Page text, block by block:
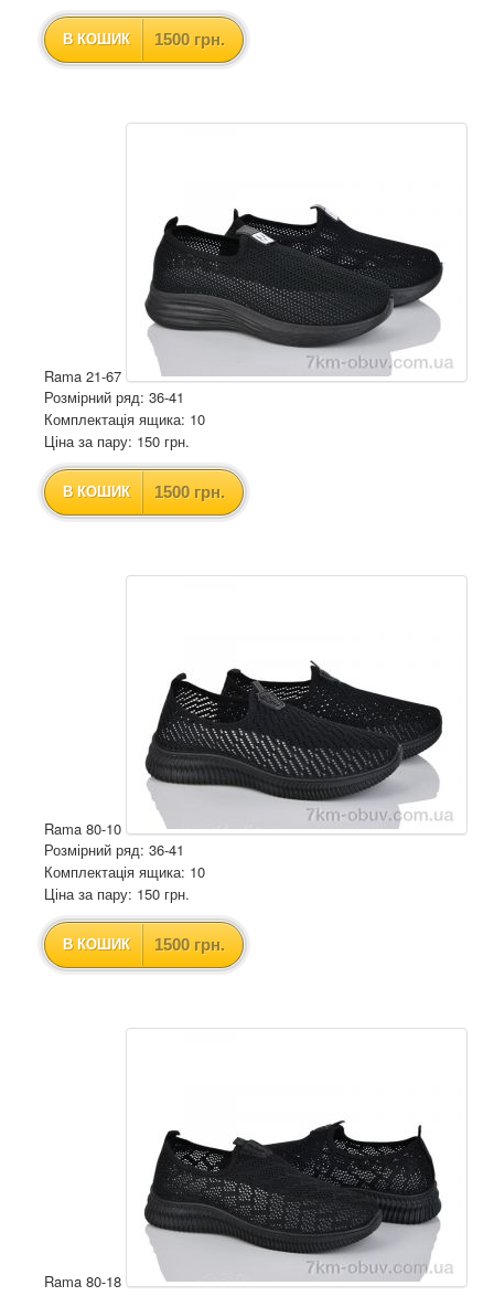
В КОШИК 1500 грн.
Rama 21-67
Розмірний ряд: 36-41
Комплектація ящика: 10
Ціна за пару: 150 грн.
В КОШИК 1500 грн.
Rama 80-10
Розмірний ряд: 36-41
Комплектація ящика: 10
Ціна за пару: 150 грн.
В КОШИК 1500 грн.
Rama 80-18